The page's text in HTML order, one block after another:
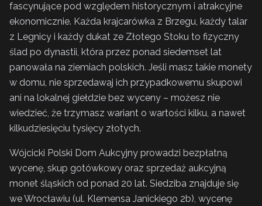
fascynujące pod względem historycznym i atrakcyjne
ekonomicznie. Każda krajcarówka z Brzegu, każdy talar
z Legnicy i każdy dukat ze Złotego Stoku to fizyczny
ślad po dynastii, która przez ponad siedemset lat
panowała na ziemiach polskich. Jeśli masz takie monety
w domu, nie sprzedawaj ich przypadkowemu skupowi
ani na lokalnej giełdzie bez wyceny – możesz nie
wiedzieć, że trzymasz wariant o wartości kilku, a nawet
kilkudziesięciu tysięcy złotych.
Wójcicki Polski Dom Aukcyjny prowadzi bezpłatną
wycenę, skup gotówkowy oraz sprzedaż aukcyjną
monet śląskich od ponad 20 lat. Siedziba znajduje się
we Wrocławiu (ul. Klemensa Janickiego 2b), wycenę